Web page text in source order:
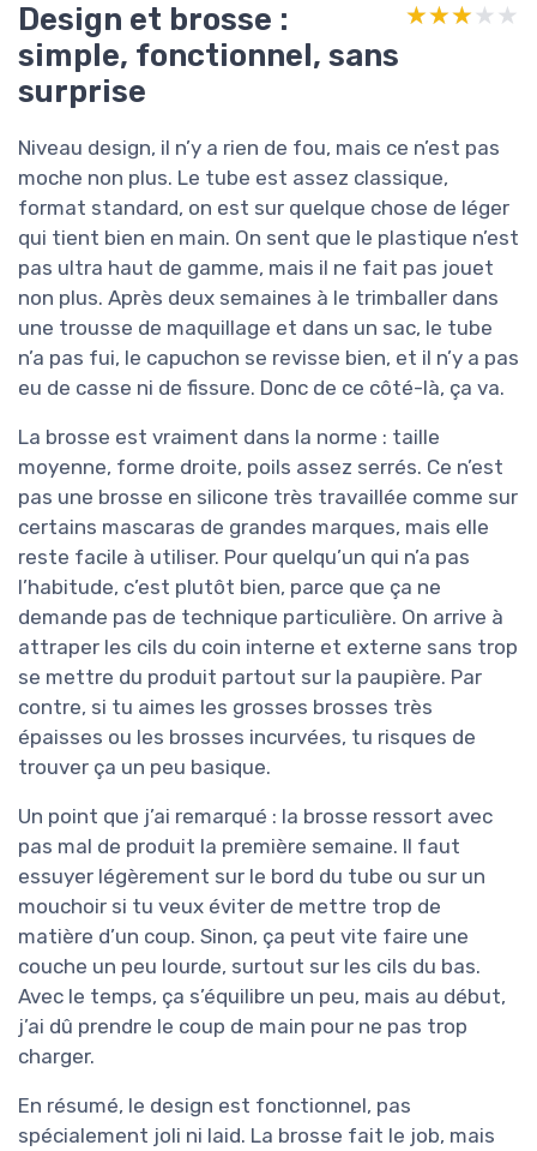
Design et brosse :
simple, fonctionnel, sans
surprise
★★★★★
★★★★★
Niveau design, il n’y a rien de fou, mais ce n’est pas
moche non plus. Le tube est assez classique,
format standard, on est sur quelque chose de léger
qui tient bien en main. On sent que le plastique n’est
pas ultra haut de gamme, mais il ne fait pas jouet
non plus. Après deux semaines à le trimballer dans
une trousse de maquillage et dans un sac, le tube
n’a pas fui, le capuchon se revisse bien, et il n’y a pas
eu de casse ni de fissure. Donc de ce côté-là, ça va.
La brosse est vraiment dans la norme : taille
moyenne, forme droite, poils assez serrés. Ce n’est
pas une brosse en silicone très travaillée comme sur
certains mascaras de grandes marques, mais elle
reste facile à utiliser. Pour quelqu’un qui n’a pas
l’habitude, c’est plutôt bien, parce que ça ne
demande pas de technique particulière. On arrive à
attraper les cils du coin interne et externe sans trop
se mettre du produit partout sur la paupière. Par
contre, si tu aimes les grosses brosses très
épaisses ou les brosses incurvées, tu risques de
trouver ça un peu basique.
Un point que j’ai remarqué : la brosse ressort avec
pas mal de produit la première semaine. Il faut
essuyer légèrement sur le bord du tube ou sur un
mouchoir si tu veux éviter de mettre trop de
matière d’un coup. Sinon, ça peut vite faire une
couche un peu lourde, surtout sur les cils du bas.
Avec le temps, ça s’équilibre un peu, mais au début,
j’ai dû prendre le coup de main pour ne pas trop
charger.
En résumé, le design est fonctionnel, pas
spécialement joli ni laid. La brosse fait le job, mais